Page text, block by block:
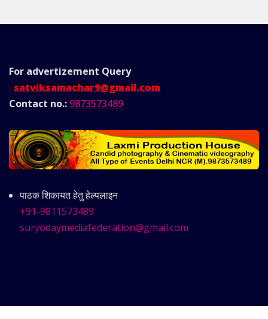
For advertizement Query
satviksamachar9@gmail.com
Contact no.: 9873573489
पाठक शिकायत हेतु हेल्पलाइन
+91-9811573489
suryodaymediafederation@gmail.com